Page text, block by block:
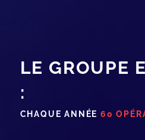
LE GROUPE
:
CHAQUE ANNÉE 60